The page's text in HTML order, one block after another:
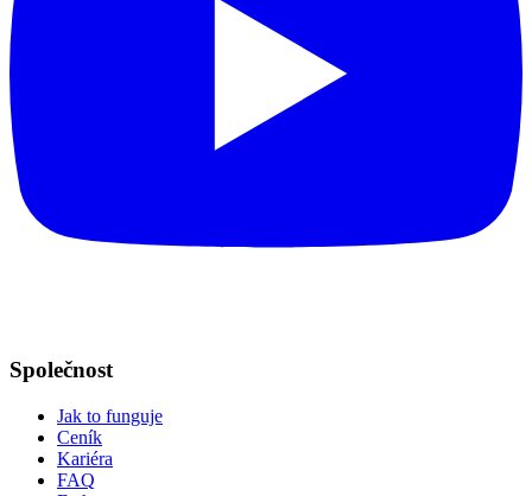
Společnost
Jak to funguje
Ceník
Kariéra
FAQ